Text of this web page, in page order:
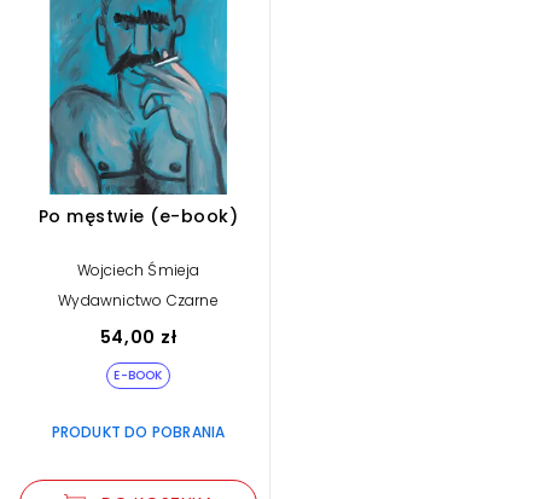
Po męstwie (e-book)
Wojciech Śmieja
Wydawnictwo Czarne
54,00 zł
E-BOOK
PRODUKT DO POBRANIA